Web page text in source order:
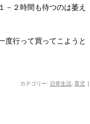
－２時間も待つのは萎え
度行って買ってこようと
カテゴリー: 日常生活, 育児 |